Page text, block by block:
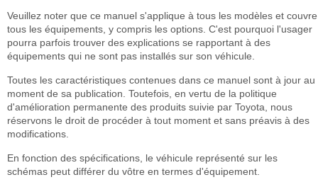
Veuillez noter que ce manuel s'applique à tous les modèles et couvre
tous les équipements, y compris les options. C'est pourquoi l'usager
pourra parfois trouver des explications se rapportant à des
équipements qui ne sont pas installés sur son véhicule.
Toutes les caractéristiques contenues dans ce manuel sont à jour au
moment de sa publication. Toutefois, en vertu de la politique
d'amélioration permanente des produits suivie par Toyota, nous
réservons le droit de procéder à tout moment et sans préavis à des
modifications.
En fonction des spécifications, le véhicule représenté sur les
schémas peut différer du vôtre en termes d'équipement.